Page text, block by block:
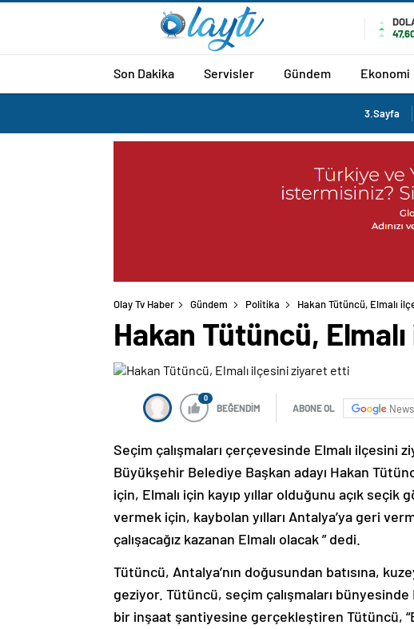
Son Dakika Servisler Gündem Ekonomi
3.Sayfa
Olay Tv Haber Gündem Politika Hakan Tütüncü, Elmalı
Hakan Tütüncü,
0
BEĞENDİM ABONE OL News
Seçim çalışmaları çerçevesinde Elmalı ilçesini
Büyükşehir Belediye Başkan adayı Hakan
için, Elmalı için kayıp yıllar olduğunu açık seçik
vermek için, kaybolan yılları Antalya’ya geri
çalışacağız kazanan Elmalı olacak ” dedi.
Tütüncü, Antalya’nın doğusundan batısına,
geziyor. Tütüncü, seçim çalışmaları
bir inşaat şantiyesine gerçekleştiren Tütüncü,